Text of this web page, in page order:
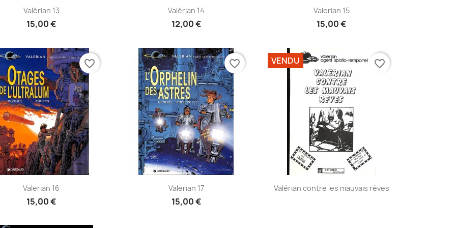
Aperçu rapide
Valérian 13
15,00 €
Aperçu rapide
Valérian 14
12,00 €
Aperçu rapide
Valerian 15
15,00 €
Aperçu rapide
Valerian 16
15,00 €
favorite_border
Aperçu rapide
Valerian 17
15,00 €
favorite_border
Aperçu rapide
Valérian contre les mauvais rêves
VENDU favorite_border